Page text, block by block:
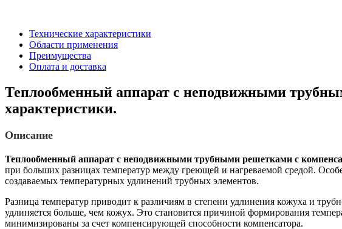
Технические характеристики
Области применения
Преимущества
Оплата и доставка
Теплообменный аппарат с неподвижными
характеристики.
Описание
Теплообменный аппарат с неподвижными трубными решетками с
при больших разницах температур между греющей и нагреваемой средой.
создаваемых температурных удлинений трубных элементов.
Разница температур приводит к различиям в степени удлинения кожуха и
удлиняется больше, чем кожух. Это становится причиной формирования
минимизированы за счет компенсирующей способности компенсатора.